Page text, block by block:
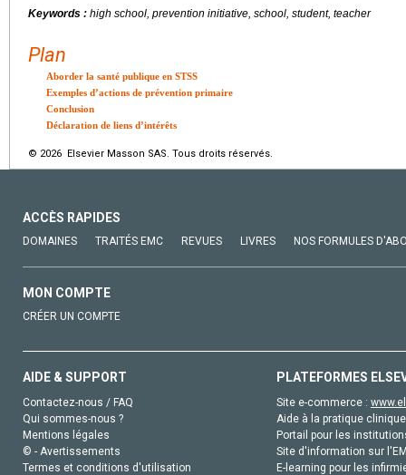
Keywords : high school, prevention initiative, school, student, teacher
Plan
Aborder la santé publique en STSS
Exemples d’actions de prévention primaire
Conclusion
Déclaration de liens d’intérêts
© 2026 Elsevier Masson SAS. Tous droits réservés.
ACCÈS RAPIDES
DOMAINES TRAITÉS EMC REVUES LIVRES NOS FORMULES
MON COMPTE
CRÉER UN COMPTE
AIDE & SUPPORT
Contactez-nous / FAQ
Qui sommes-nous ?
Mentions légales
© - Avertissements
Termes et conditions d'utilisation
PLATEFORMES
Site e-commerce :
Aide à la pratique
Portail pour les
Site d'information sur
E-learning pour les